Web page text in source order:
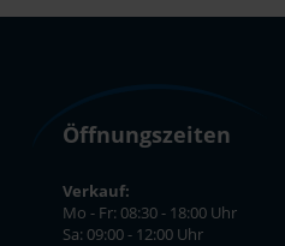
Öffnungszeiten
Verkauf:
Mo - Fr: 08:30 - 18:00 Uhr
Sa: 09:00 - 12:00 Uhr